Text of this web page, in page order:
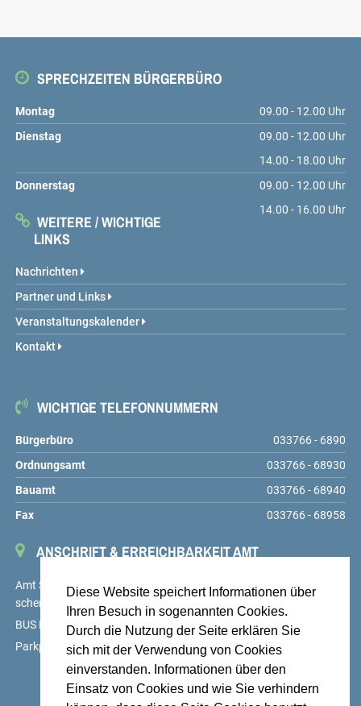
Diese Website speichert Informationen über
Ihren Besuch in sogenannten Cookies.
Durch die Nutzung der Seite erklären Sie
sich mit der Verwendung von Cookies
einverstanden. Informationen über den
Einsatz von Cookies und wie Sie verhindern
SPRECHZEITEN BÜRGERBÜRO
Montag
09.00 - 12.00 Uhr
Dienstag
09.00 - 12.00 Uhr
14.00 - 18.00 Uhr
Donnerstag
09.00 - 12.00 Uhr
14.00 - 16.00 Uhr
WEITERE / WICHTIGE
LINKS
Nachrichten
Partner und Links
Veranstaltungskalender
Kontakt
WICHTIGE TELEFONNUMMERN
Bürgerbüro
033766 - 6890
Ordnungsamt
033766 - 68930
Bauamt
033766 - 68940
Fax
033766 - 68958
ANSCHRIFT & ERREICHBARKEIT AMT
Amt Schenkenländchen, Markt 9, 15755 Teupitz, service@amt-
schenkenlaendchen.de
BUS Linien 725, 726 und 727, Haltestelle Teupitz, Markt
Parkplätze auf dem Hof des Amtes sowie am Markt